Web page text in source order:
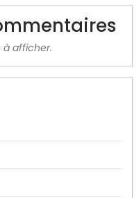
afficher.